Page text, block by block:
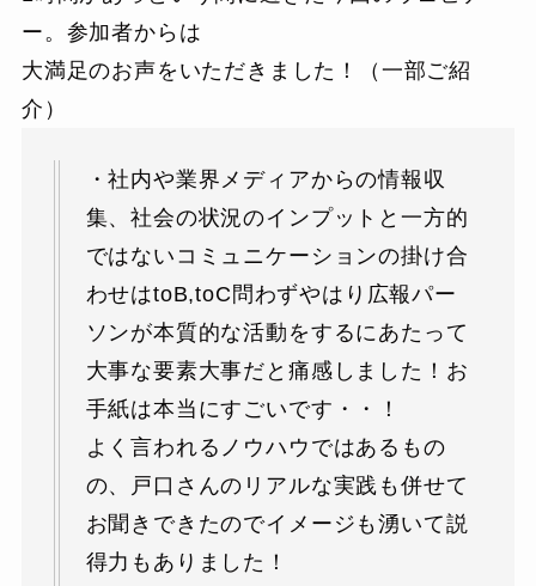
ー。参加者からは
大満足のお声をいただきました！（一部ご紹
介）
・社内や業界メディアからの情報収
集、社会の状況のインプットと一方的
ではないコミュニケーションの掛け合
わせはtoB,toC問わずやはり広報パー
ソンが本質的な活動をするにあたって
大事な要素大事だと痛感しました！お
手紙は本当にすごいです・・！
よく言われるノウハウではあるもの
の、戸口さんのリアルな実践も併せて
お聞きできたのでイメージも湧いて説
得力もありました！